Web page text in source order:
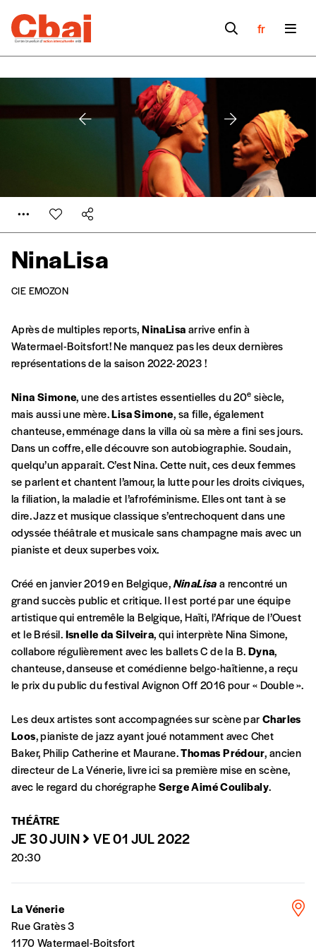
fr
NinaLisa
CIE EMOZON Se connecter
CONNEXION
Mot de passe oublié?
Créer un
compte
Formulaire de
commande
l’interculturel,vous est proposé àPRIX LIBRE.
Le prix libre est un mode de fixation du prix
par l’acheteur d’un bien ou d’un service, qui
peut être une manière pour lui de payer le prix
qu’il estime juste. Dans l’objectif de rendre nos
activités et publications accessibles, et
d’affirmer notre attachement aux valeurs de
solidarité, nous vous proposons d’estimer
vous-mêmes le coût de notre publication.
Cette valeur peut donc être inférieure, égale
manière, vous soutenez le travail de l’équipe
de rédaction selon vos moyens et vos
motivations.
En pratique
Vous vous abonnez pour l’année civile en
cours ou vous commandez au numéro.
revue en format papier ou numérique.
Vous renseignez vos coordonnées.
Vous versez le montant de votre choix sur le
compteIBAN BE34 0010 7305
2190avec en communication le numéro de
Imag”.
financièrement à tout moment, même après
avoir reçu plusieurs numéros. Ce paiement
Après de multiples reports,NinaLisaarrive enfin à
Watermael-Boitsfort! Ne manquez pas les deux dernières
représentations de la saison 2022-2023 !
Nina Simone, une des artistes essentielles du 20e siècle,
mais aussi une mère.Lisa Simone, sa fille, également
chanteuse, emménage dans la villa où sa mère a fini ses jours.
Dans un coffre, elle découvre son autobiographie. Soudain,
quelqu’un apparaît. C’est Nina. Cette nuit, ces deux femmes
se parlent et chantent l’amour, la lutte pour les droits civiques,
la filiation, la maladie et l’afroféminisme. Elles ont tant à se
dire. Jazz et musique classique s’entrechoquent dans une
odyssée théâtrale et musicale sans champagne mais avec un
pianiste et deux superbes voix.
Créé en janvier 2019 en Belgique,NinaLisaa rencontré un
grand succès public et critique. Il est porté par une équipe
artistique qui entremêle la Belgique, Haïti, l’Afrique de l’Ouest
et le Brésil.Isnelle da Silveira, qui interprète Nina Simone,
collabore régulièrement avec les ballets C de la B.Dyna,
chanteuse, danseuse et comédienne belgo-haïtienne, a reçu
le prix du public du festival Avignon Off 2016 pour « Double ».
Les deux artistes sont accompagnées sur scène parCharles
Loos, pianiste de jazz ayant joué notamment avec Chet
Baker, Philip Catherine et Maurane.Thomas Prédour, ancien
directeur de La Vénerie, livre ici sa première mise en scène,
avec le regard du chorégrapheSerge Aimé Coulibaly.
THÉÂTRE
JE 30 JUIN VE 01 JUL 2022
20:30
La Vénerie
Rue Gratès 3
1170 Watermael-Boitsfort